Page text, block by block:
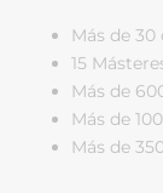
Más de 30
15
Más de
Más de
Más de